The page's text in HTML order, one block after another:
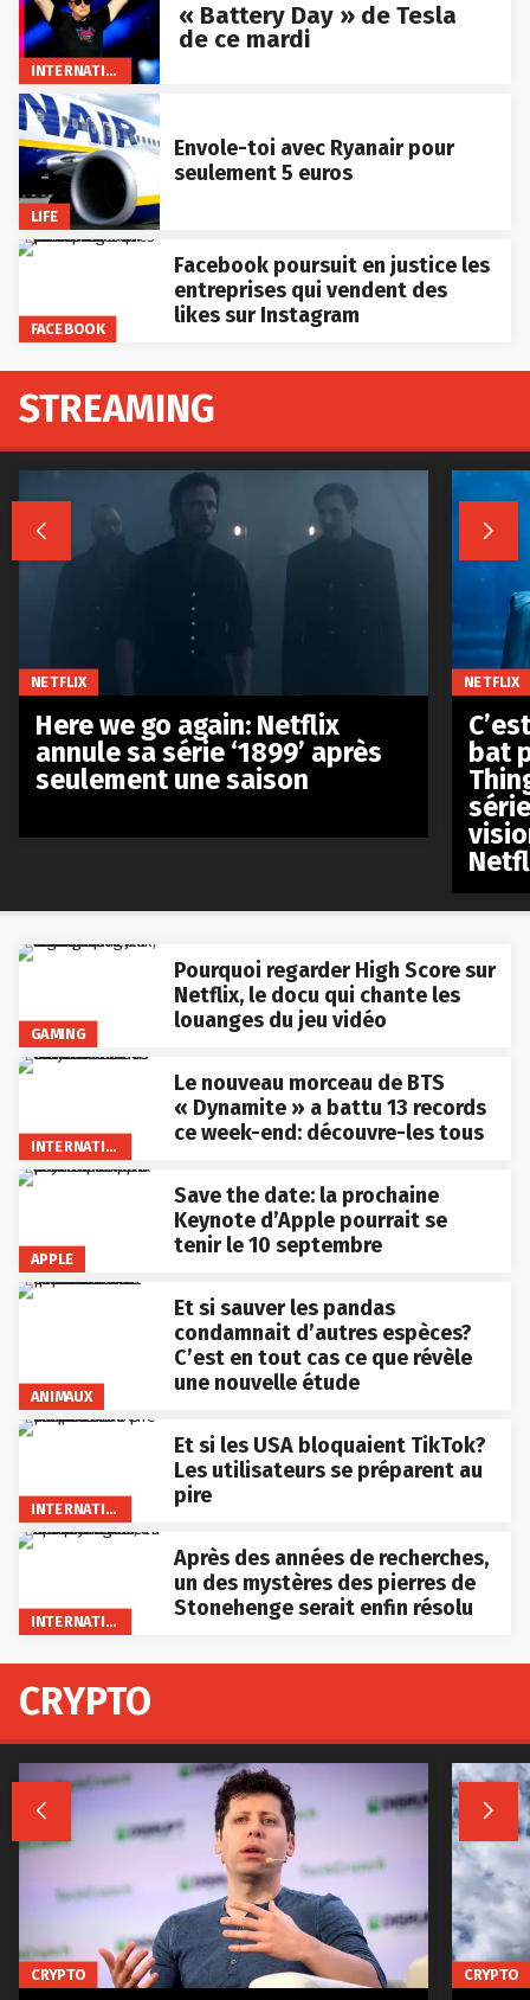
INTERNATIONAL
« Battery Day » de Tesla
de ce mardi
LIFE
Envole-toi avec Ryanair pour
seulement 5 euros
FACEBOOK
Facebook poursuit en justice les
entreprises qui vendent des
likes sur Instagram
GAMING
Pourquoi regarder High Score sur
Netflix, le docu qui chante les
louanges du jeu vidéo
INTERNATIONAL
Le nouveau morceau de BTS
« Dynamite » a battu 13 records
ce week-end: découvre-les tous
APPLE
Save the date: la prochaine
Keynote d’Apple pourrait se
tenir le 10 septembre
ANIMAUX
Et si sauver les pandas
condamnait d’autres espèces?
C’est en tout cas ce que révèle
une nouvelle étude
INTERNATIONAL
Et si les USA bloquaient TikTok?
Les utilisateurs se préparent au
pire
INTERNATIONAL
Après des années de recherches,
un des mystères des pierres de
Stonehenge serait enfin résolu
STREAMING
 
NETFLIX
Here we go again: Netflix
annule sa série ‘1899’ après
seulement une saison
NETFLIX
bat
CRYPTO
 
CRYPTO CRYPTO